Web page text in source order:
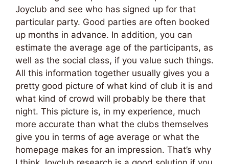
Joyclub and see who has signed up for that
particular party. Good parties are often booked
up months in advance. In addition, you can
estimate the average age of the participants, as
well as the social class, if you value such things.
All this information together usually gives you a
pretty good picture of what kind of club it is and
what kind of crowd will probably be there that
night. This picture is, in my experience, much
more accurate than what the clubs themselves
give you in terms of age average or what the
homepage makes for an impression. That’s why